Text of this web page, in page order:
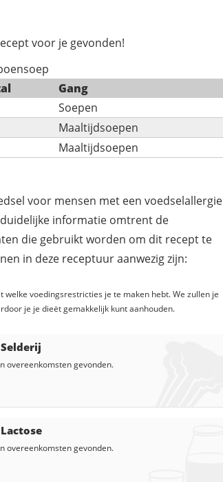
voor je gevonden!
Gang
Soepen
Maaltijdsoepen
Maaltijdsoepen
voor mensen met een voedselallergie
informatie omtrent de
die gebruikt worden om dit recept te
in deze receptuur aanwezig zijn:
voedingsrestricties je te maken hebt. We zullen je
je je dieët gemakkelijk kunt aanhouden.
Selderij
overeenkomsten gevonden.
Lactose
overeenkomsten gevonden.